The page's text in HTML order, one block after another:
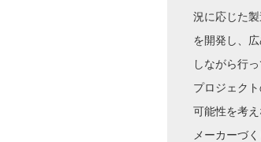
況に応じた
を開発し、
しながら行っ
プロジェク
可能性を考
メーカーづ